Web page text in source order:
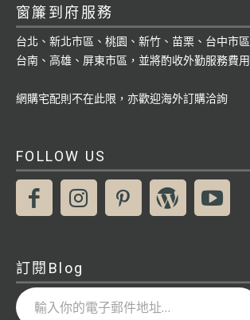
窗簾到府服務
台北、新北市區、桃園、新竹、苗栗、台中市區
台南、高雄、屏東市區，並將酌收外勤服務費用
網購宅配則不在此限，亦歡迎海外訂購洽詢
FOLLOW US
訂閱Blog
輸入你的電子郵件地址…